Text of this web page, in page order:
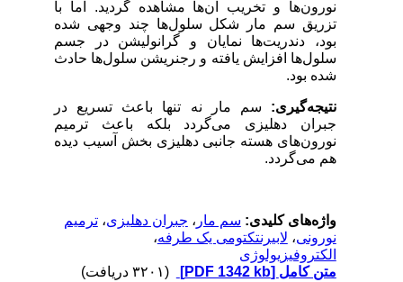
نورون‌ها و تخریب آن‌ها مشاهده گردید. اما با
تزریق سم مار شکل سلول‌ها چند وجهی شده
بود، دندریت‌ها نمایان و گرانولیشن در جسم
سلول‌ها افزایش یافته و رجنریشن سلول‌ها حادث
شده بود.
نتیجه‌گیری:سم مار نه تنها باعث تسریع در
جبران دهلیزی می‌گردد بلکه باعث ترمیم
نورون‌های هسته جانبی دهلیزی بخش آسیب دیده
هم می‌گردد.
واژه‌های کلیدی:سم مار، جبران دهلیزی،ترمیم
نورونی،لابیرنتکتومی یک طرفه،
الکتروفیزیولوژی
متن کامل[PDF 1342 kb]